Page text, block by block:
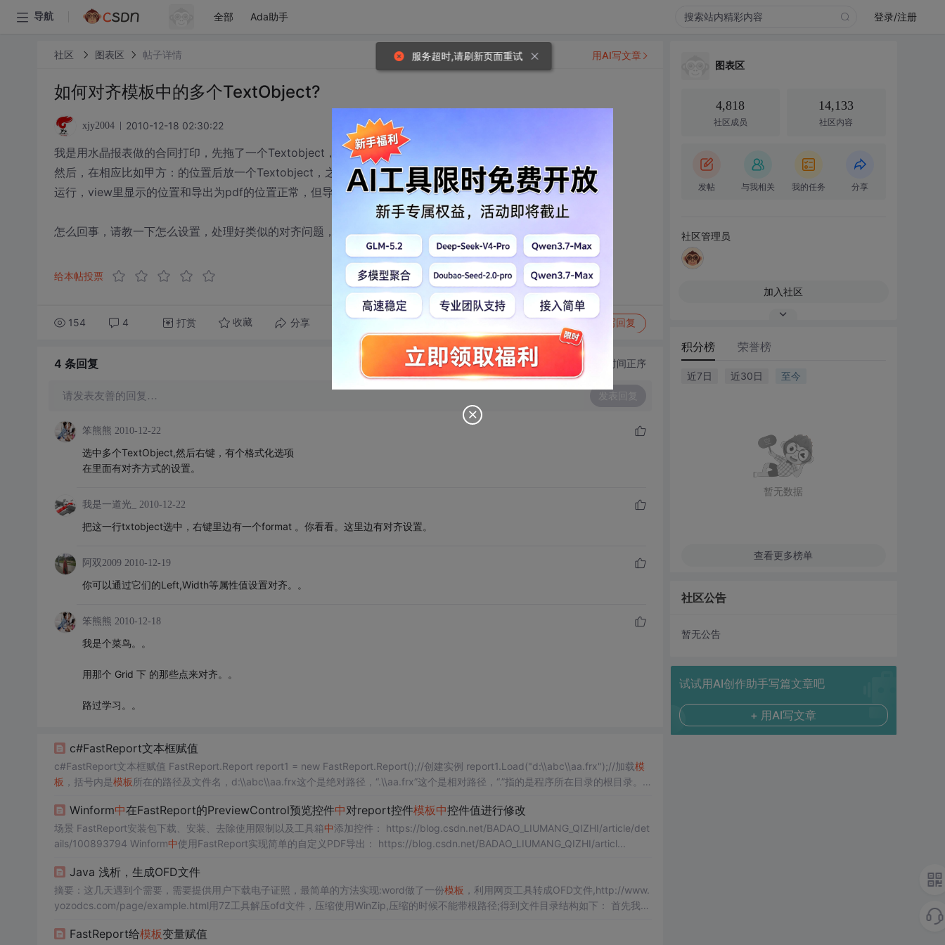
导航 全部 Ada助手 登录/注册
社区 图表区 帖子详情
如何对齐模板中的多个TextObject?
xjy2004 2010-12-18 02:30:22
我是用水晶报表做的合同打印，先拖了一个Textobject，内容是合同模板
然后，在相应比如甲方：的位置后放一个Textobject，之后在view里填这个文本为客户的全称。。。
运行，view里显示的位置和导出为pdf的位置正常，但导出为doc和rtf时，客户全称上移了，大约半行的位置
怎么回事，请教一下怎么设置，处理好类似的对齐问题，在线等，谢谢
给本帖投票
154 4 打赏 收藏 分享 转发到动态 举报 写回复
用AI写文章
4 条回复 切换为时间正序
请发表友善的回复… 发表回复
笨熊熊 2010-12-22
选中多个TextObject,然后右键，有个格式化选项
在里面有对齐方式的设置。
我是一道光_ 2010-12-22
把这一行txtobject选中，右键里边有一个format 。你看看。这里边有对齐设置。
阿双2009 2010-12-19
你可以通过它们的Left,Width等属性值设置对齐。。
笨熊熊 2010-12-18
我是个菜鸟。。
用那个 Grid 下 的那些点来对齐。。
路过学习。。
c#FastReport文本框赋值
c#FastReport文本框赋值 FastReport.Report report1 = new FastReport.Report();//创建实例 report1.Load("d:\\abc\\aa.frx");//加载模
板 ，括号内是模板 所在的路径及文件名，d:\\abc\\aa.frx这个是绝对路径，“.\\aa.frx”这个是相对路径，“.”指的是程序所在目录的根目录。
Winform中在FastReport的PreviewControl预览控件中对report控件模板中控件值进行修改
场景 FastReport安装包下载、安装、去除使用限制以及工具箱中添加控件： https://blog.csdn.net/BADAO_LIUMANG_QIZHI/article/det
ails/100893794 Winform中使用FastReport实现简单的自定义PDF导出： https://blog.csdn.net/BADAO_LIUMANG_QIZHI/articl...
Java 浅析，生成OFD文件
摘要：这几天遇到个需要，需要提供用户下载电子证照，最简单的方法实现:word做了一份模板 ，利用网页工具转成OFD文件,http://www.
yozodcs.com/page/example.html用7Z工具解压ofd文件，压缩使用WinZip,压缩的时候不能带根路径;得到文件目录结构如下： 首先我们
FastReport给模板变量赋值
图表区
4,818
社区成员
14,133
社区内容
发帖 与我相关 我的任务 分享
社区管理员
加入社区
积分榜 荣誉榜
近7日 近30日 至今
暂无数据
查看更多榜单
社区公告
暂无公告
试试用AI创作助手写篇文章吧
+ 用AI写文章
服务超时,请刷新页面重试